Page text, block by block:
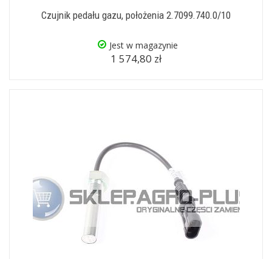
Czujnik pedału gazu, położenia 2.7099.740.0/10
Jest w magazynie
1 574,80 zł